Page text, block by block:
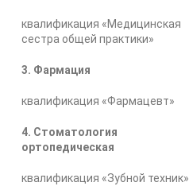
квалификация «Медицинская
сестра общей практики»
3. Фармация
квалификация «Фармацевт»
4. Стоматология
ортопедическая
квалификация «Зубной техник»